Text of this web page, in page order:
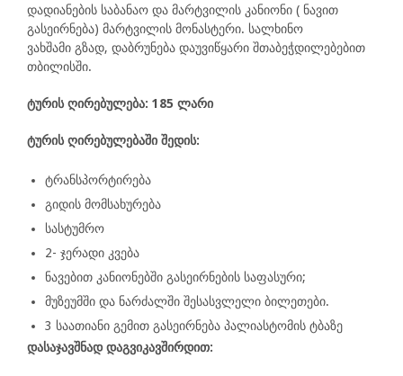
დადიანების საბანაო და მარტვილის კანიონი ( ნავით
გასეირნება) მარტვილის მონასტერი. სალხინო
ვახშამი გზად, დაბრუნება დაუვიწყარი შთაბეჭდილებებით
თბილისში.
ტურის ღირებულება: 185 ლარი
ტურის ღირებულებაში შედის:
ტრანსპორტირება
გიდის მომსახურება
სასტუმრო
2- ჯერადი კვება
ნავებით კანიონებში გასეირნების საფასური;
მუზეუმში და ნარძალში შესასვლელი ბილეთები.
3 საათიანი გემით გასეირნება პალიასტომის ტბაზე
დასაჯავშნად დაგვიკავშირდით: